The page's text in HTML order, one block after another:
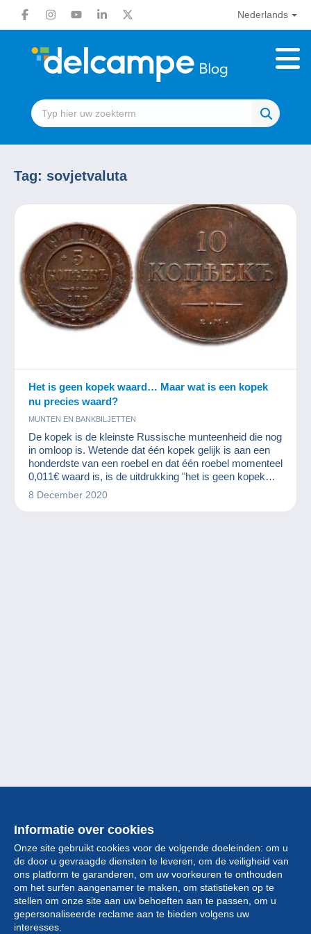
Nederlands
Tag: sovjetvaluta
Het is geen kopek waard… Maar wat is een kopek
nu precies waard?
MUNTEN EN BANKBILJETTEN
De kopek is de kleinste Russische munteenheid die nog
in omloop is. Wetende dat één kopek gelijk is aan een
honderdste van een roebel en dat één roebel momenteel
0,011€ waard is, is de uitdrukking "het is geen kopek
waard" nog steeds zinvol. Sommige kopek-munten
8 December 2020
Informatie over cookies
Onze site gebruikt cookies voor de volgende doeleinden: om u
de door u gevraagde diensten te leveren, om de veiligheid van
ons platform te garanderen, om uw voorkeuren te onthouden
om het surfen aangenamer te maken, om statistieken op te
stellen om onze site aan uw behoeften aan te passen, om u
gepersonaliseerde reclame aan te bieden volgens uw
interesses.
Collectie